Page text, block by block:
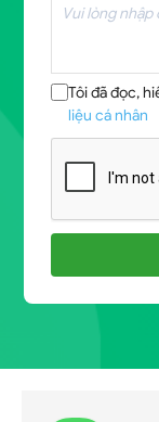
Tôi đã đọc,
liệu cá nhân